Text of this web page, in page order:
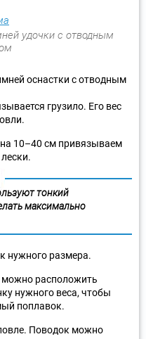
удочки с отводным
оснастки с отводным
грузило. Его вес
10–40 см привязываем
тонкий
максимально
нужного размера.
расположить
нужного веса, чтобы
поплавок.
Поводок можно